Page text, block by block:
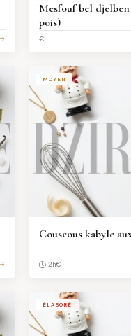
Mesfouf bel
pois)
€
MOYEN
Couscous kabyle
2h€
ÉLABORÉ